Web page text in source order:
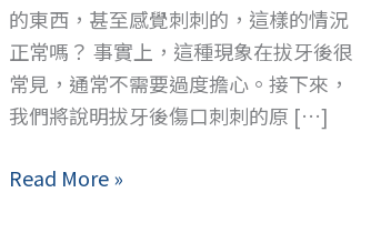
的東西，甚至感覺刺刺的，這樣的情況
正常嗎？ 事實上，這種現象在拔牙後很
常見，通常不需要過度擔心。接下來，
我們將說明拔牙後傷口刺刺的原 […]
拔
Read More »